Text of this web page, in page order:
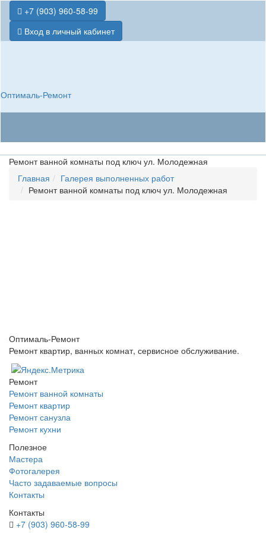
+7 (903) 960-58-99
Вход в личный кабинет
Оптималь-Ремонт
Ремонт ванной комнаты под ключ ул. Молодежная
Главная
Галерея выполненных работ
Ремонт ванной комнаты под ключ ул. Молодежная
Оптималь-Ремонт
Ремонт квартир, ванных комнат, сервисное обслуживание.
Ремонт
Ремонт ванной комнаты
Ремонт квартир
Ремонт санузла
Ремонт кухни
Полезное
Мастера
Фотогалерея
Часто задаваемые вопросы
Контакты
Контакты
+7 (903) 960-58-99